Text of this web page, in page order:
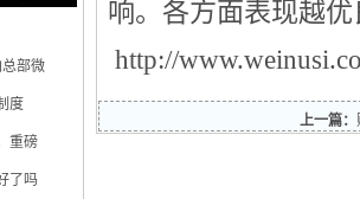
部微
度
重磅
了吗
响。各方面表现越
http://
上一篇：